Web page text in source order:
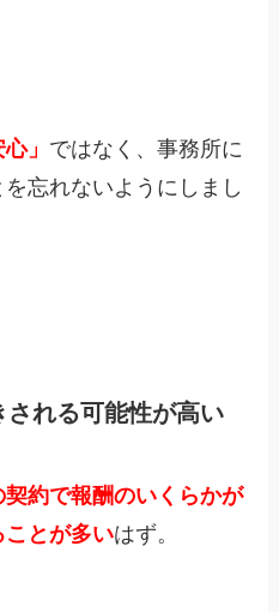
」 ではなく、事務所に
忘れないようにしまし
れる可能性が高い
契約で報酬のいくらかが
とが多いはず。